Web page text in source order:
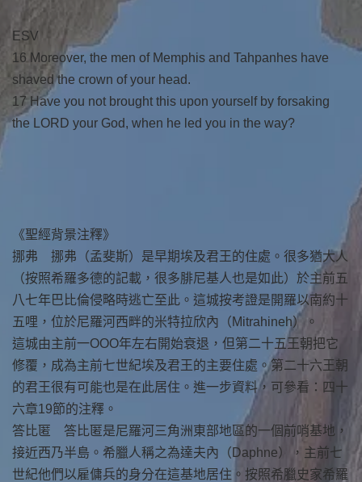
ESV
16 Moreover, the men of Memphis and Tahpanhes have
shaved the crown of your head.
17 Have you not brought this upon yourself by forsaking
the LORD your God, when he led you in the way?
《聖經背景注釋》
挪弗 挪弗（孟斐斯）是早期埃及君王的住處。很多猶大人
（按照希羅多德的記載，很多腓尼基人也是如此）於主前五
八七年巴比倫侵略時逃亡至此。這城按考證是開羅以南約十
五哩，位於尼羅河西畔的米特拉欣內（Mitrahineh）。
這城由主前一OOO年左右開始衰退，但第二十五王朝把它
修覆，成為主前七世紀埃及君王的主要住處。第二十六王朝
的君王很有可能也是在此居住。進一步資料，可參看：四十
六章19節的注釋。
答比匿 答比匿是尼羅河三角洲東部地區的一個前哨基地，
接近西乃半島。希臘人稱之為達夫內（Daphne），主前七
世紀他們以雇傭兵的身分在這基地居住。按照希臘史家希羅